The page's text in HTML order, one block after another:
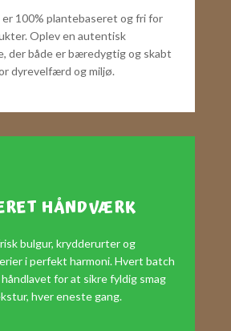
100% plantebaseret og fri for
Oplev en autentisk
der både er bæredygtig og skabt
dyrevelfærd og miljø.
HÅNDVÆRK
bulgur, krydderurter og
i perfekt harmoni. Hvert batch
for at sikre fyldig smag
hver eneste gang.